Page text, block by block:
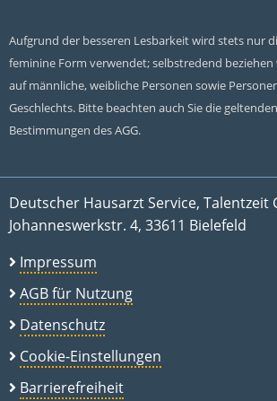
Aufgrund der besseren Lesbarkeit wird stets nur
feminine Form verwendet; selbstredend
auf männliche, weibliche Personen sowie
Geschlechts. Bitte beachten auch Sie die
Bestimmungen des AGG.
Deutscher Hausarzt Service, Talentzeit
Johanneswerkstr. 4, 33611 Bielefeld
Impressum
AGB für Nutzung
Datenschutz
Cookie-Einstellungen
Barrierefreiheit